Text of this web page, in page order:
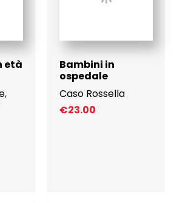
età
,
Bambini in
ospedale
Caso Rossella
€23.00